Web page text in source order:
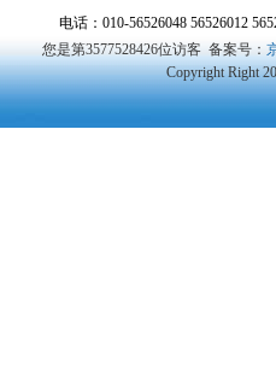
电话：010-56526048 56526012
您是第3577528426位访客 备案号：
Copyright Right